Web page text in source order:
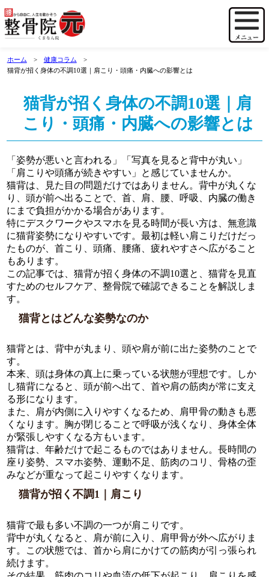
ホーム
健康コラム
猫背が招く身体の不調10選｜肩こり・頭痛・内臓への影響とは
猫背が招く身体の不調10選｜肩
こり・頭痛・内臓への影響とは
「姿勢が悪いと言われる」「写真を見ると背中が丸い」
「肩こりや頭痛が続きやすい」と感じていませんか。
猫背は、見た目の問題だけではありません。背中が丸くな
り、頭が前へ出ることで、首、肩、腰、呼吸、内臓の働き
にまで負担がかかる場合があります。
特にデスクワークやスマホを見る時間が長い方は、無意識
に猫背姿勢になりやすいです。最初は軽い肩こりだけだっ
たものが、首こり、頭痛、腰痛、疲れやすさへ広がること
もあります。
この記事では、猫背が招く身体の不調10選と、猫背を見直
すためのセルフケア、整骨院で確認できることを解説しま
す。
猫背とはどんな姿勢なのか
猫背とは、背中が丸まり、頭や肩が前に出た姿勢のことで
す。
本来、頭は身体の真上に乗っている状態が理想です。しか
し猫背になると、頭が前へ出て、首や肩の筋肉が常に支え
る形になります。
また、肩が内側に入りやすくなるため、肩甲骨の動きも悪
くなります。胸が閉じることで呼吸が浅くなり、身体全体
が緊張しやすくなる方もいます。
猫背は、年齢だけで起こるものではありません。長時間の
座り姿勢、スマホ姿勢、運動不足、筋肉のコリ、骨格の歪
みなどが重なって起こりやすくなります。
猫背が招く不調1｜肩こり
猫背で最も多い不調の一つが肩こりです。
背中が丸くなると、肩が前に入り、肩甲骨が外へ広がりま
す。この状態では、首から肩にかけての筋肉が引っ張られ
続けます。